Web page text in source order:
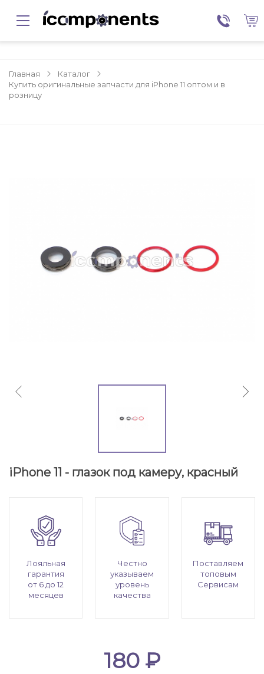
Главная
Каталог
Купить оригинальные запчасти для iPhone 11 оптом и в
розницу
iPhone 11 - глазок под камеру, красный
Лояльная
гарантия
от 6 до 12
месяцев
Честно
указываем
уровень
качества
Поставляем
топовым
Сервисам
180 ₽